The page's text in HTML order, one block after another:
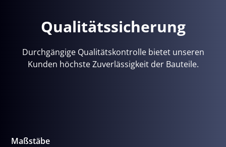
Qualitätssicherung
Durchgängige Qualitätskontrolle bietet unseren
Kunden höchste Zuverlässigkeit der Bauteile.
Maßstäbe